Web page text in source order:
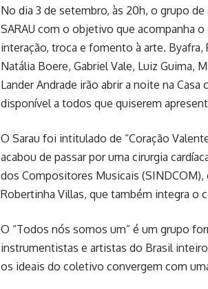
No dia 3 de setembro, às 20h, o grupo
SARAU com o objetivo que acompanha
interação, troca e fomento à arte.
Natália Boere, Gabriel Vale, Luiz Guima,
Lander Andrade irão abrir a noite na
disponível a todos que quiserem
O Sarau foi intitulado de “Coração
acabou de passar por uma cirurgia
dos Compositores Musicais
Robertinha Villas, que também integra o
O “Todos nós somos um” é um grupo
instrumentistas e artistas do Brasil
os ideais do coletivo convergem com